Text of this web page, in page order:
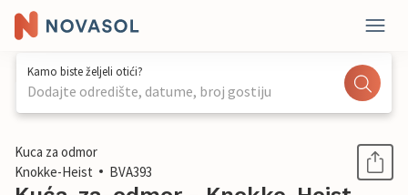
Kamo biste željeli otići?
Dodajte odredište, datume, broj gostiju
1 / 24
Kuca za odmor
Knokke-Heist
BVA393